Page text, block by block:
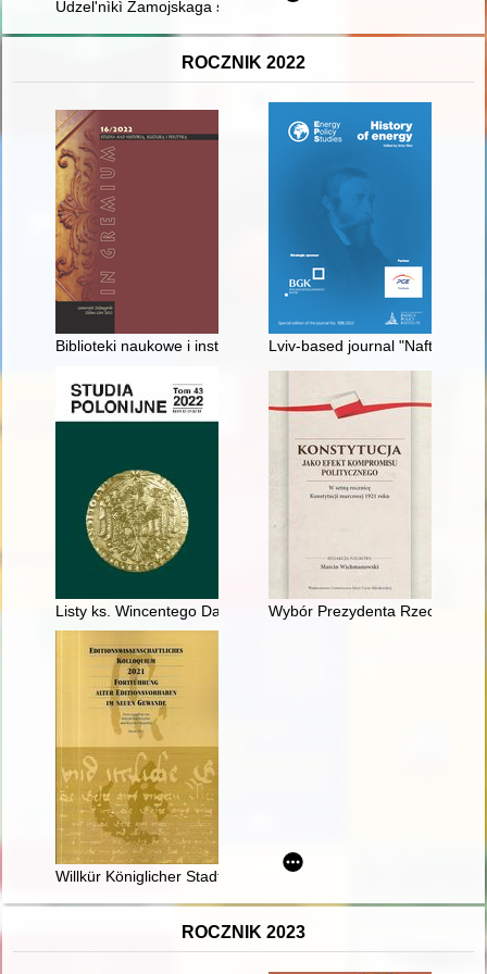
Udzel'nìkì Zamojskaga saboru z Vâlìkaga Knâstva Lìtoŭskaga
ROCZNIK 2022
Biblioteki naukowe i instytucje kultury jako miejsca kwerend
Lviv-based journal "Nafta" in
Listy ks. Wincentego Danka do abp. Józefa Bilczewskiego z
Wybór Prezydenta
Willkür Königlicher Stadt Thorn" 1523/1524 :
ROCZNIK 2023